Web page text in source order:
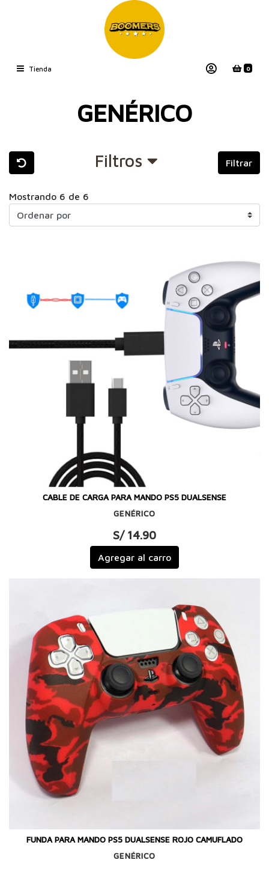
Tienda 0
GENÉRICO
Filtros Filtrar
Mostrando 6 de 6
CABLE DE CARGA PARA MANDO PS5 DUALSENSE
GENÉRICO
S/ 14.90
Agregar al carro
FUNDA PARA MANDO PS5 DUALSENSE ROJO CAMUFLADO
GENÉRICO